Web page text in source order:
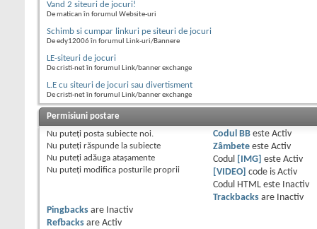
Vand 2 siteuri de jocuri!
De matican în forumul Website-uri
Schimb si cumpar linkuri pe siteuri de jocuri
De edy12006 în forumul Link-uri/Bannere
LE-siteuri de jocuri
De cristi-net în forumul Link/banner exchange
L.E cu siteuri de jocuri sau divertisment
De cristi-net în forumul Link/banner exchange
Permisiuni postare
Nu puteţi posta subiecte noi.
Nu puteţi răspunde la subiecte
Nu puteţi adăuga ataşamente
Nu puteţi modifica posturile proprii
Codul BBeste Activ
Zâmbeteeste Activ
Codul
[IMG] este Activ
[VIDEO]
code is Activ
Codul HTML este
Inactiv
Trackbacksare
Inactiv
Pingbacks are
Inactiv
Refbacks are Activ